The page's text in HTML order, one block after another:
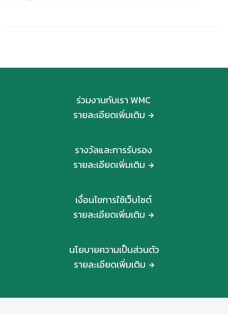
ร่วมงานกับเรา WMC
รายละเอียดเพิ่มเติม
รางวัลและการรับรอง
รายละเอียดเพิ่มเติม
เงื่อนไขการใช้เว็บไซต์
รายละเอียดเพิ่มเติม
นโยบายความเป็นส่วนตัว
รายละเอียดเพิ่มเติม